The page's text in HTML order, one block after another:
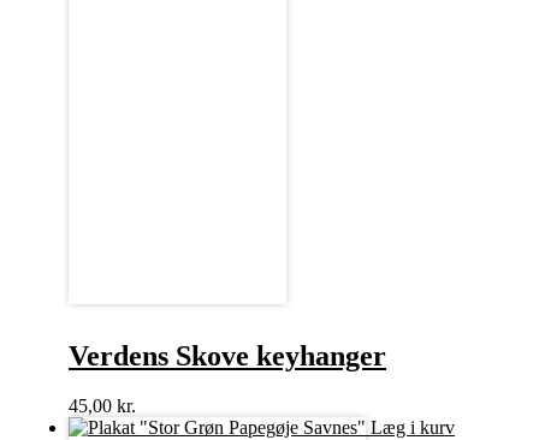
Verdens Skove keyhanger
45,00 kr.
Læg i kurv